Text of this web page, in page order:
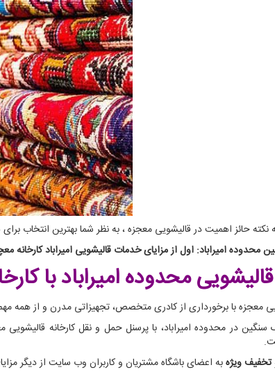
نکته حائز اهمیت در قالیشویی معجزه ، به نظر شما بهترین انتخاب
محدوده امیراباد: اول از مزایای خدمات قالیشویی امیراباد کارخانه
محدوده امیرابادبا
از کادری متخصص، تجهیزاتی مدرن و از همه مهمتر 33 سال تجربه می‌تواند در کوتاه ترین زمان ممکن شستشوی فرش های شما را
سنگین در محدوده امیراباد، با پرسنل حمل و نقل کارخانه
تخفیف ویژهبه اعضای باشگاه مشتریان و کاربران وب سایت از دیگر